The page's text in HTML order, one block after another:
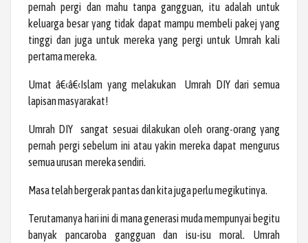
pernah pergi dan mahu tanpa gangguan, itu adalah untuk
keluarga besar yang tidak dapat mampu membeli pakej yang
tinggi dan juga untuk mereka yang pergi untuk Umrah kali
pertama mereka.
Umat â€‹â€‹Islam yang melakukan Umrah DIY dari semua
lapisan masyarakat!
Umrah DIY sangat sesuai dilakukan oleh orang-orang yang
pernah pergi sebelum ini atau yakin mereka dapat mengurus
semua urusan mereka sendiri.
Masa telah bergerak pantas dan kita juga perlu megikutinya.
Terutamanya hari ini di mana generasi muda mempunyai begitu
banyak pancaroba gangguan dan isu-isu moral. Umrah